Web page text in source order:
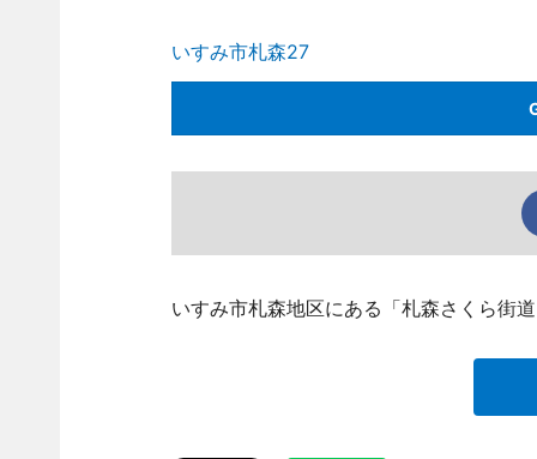
いすみ市札森27
いすみ市札森地区にある「札森さくら街